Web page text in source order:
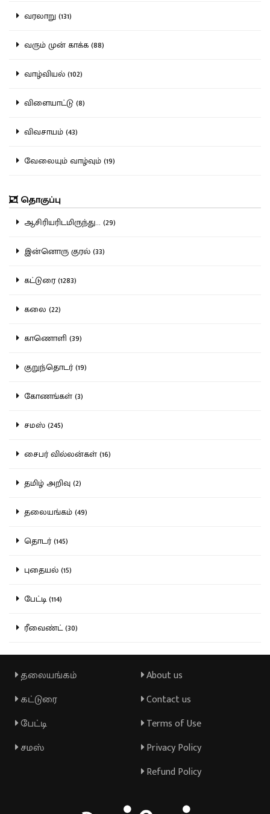
வரலாறு (131)
வரும் முன் காக்க (88)
வாழ்வியல் (102)
விளையாட்டு (8)
விவசாயம் (43)
வேலையும் வாழ்வும் (19)
தொகுப்பு
ஆசிரியரிடமிருந்து... (29)
இன்னொரு குரல் (33)
கட்டுரை (1283)
கலை (22)
காணொளி (39)
குறுந்தொடர் (19)
கோணங்கள் (3)
சமஸ் (245)
சைபர் வில்லன்கள் (16)
தமிழ் அறிவு (2)
தலையங்கம் (49)
தொடர் (145)
புதையல் (15)
பேட்டி (114)
ரீவைண்ட் (30)
தலையங்கம்
கட்டுரை
பேட்டி
சமஸ்
About us
Contact us
Terms of Use
Privacy Policy
Refund Policy